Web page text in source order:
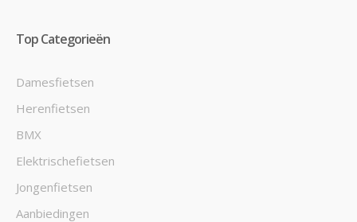
Top Categorieën
Damesfietsen
Herenfietsen
BMX
Elektrischefietsen
Jongenfietsen
Aanbiedingen